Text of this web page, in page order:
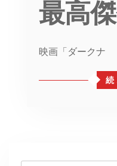
最高
映画「ダークナ